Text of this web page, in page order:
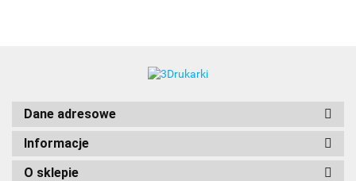
Dane adresowe
Informacje
O sklepie